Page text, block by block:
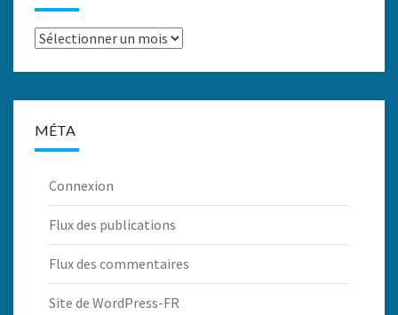
Archives
MÉTA
Connexion
Flux des publications
Flux des commentaires
Site de WordPress-FR